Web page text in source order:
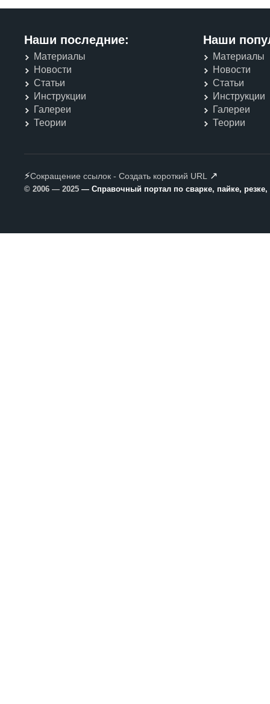
Наши последние:
Материалы
Новости
Статьи
Инструкции
Галереи
Теории
Наши
Материалы
Новости
Статьи
Инструкции
Галереи
Теории
⚡Сокращение ссылок - Создать короткий URL ↗
© 2006 — 2025 — Справочный портал по сварке, пайке,